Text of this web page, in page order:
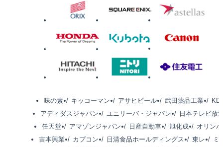
味の素 キッコーマン アサヒビール 武田薬品工業
アディダスジャパン
ユニリーバ・ジャパン
日本テレビ放
任天堂
アマゾンジャパン 日産自動車 旭化成
オリン
吉本興業
カプコン 日清食品ホールディングス 東レ
ミ